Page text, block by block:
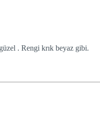
. Rengi krık beyaz gibi.